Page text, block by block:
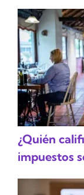
¿Quién
impuestos